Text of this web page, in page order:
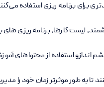
برای برنامه ریزی استفاده
لیست کارها، برنامه ریزی های
اندازو استفاده از محتواهای
تا به طور موثرتر زمان خود را